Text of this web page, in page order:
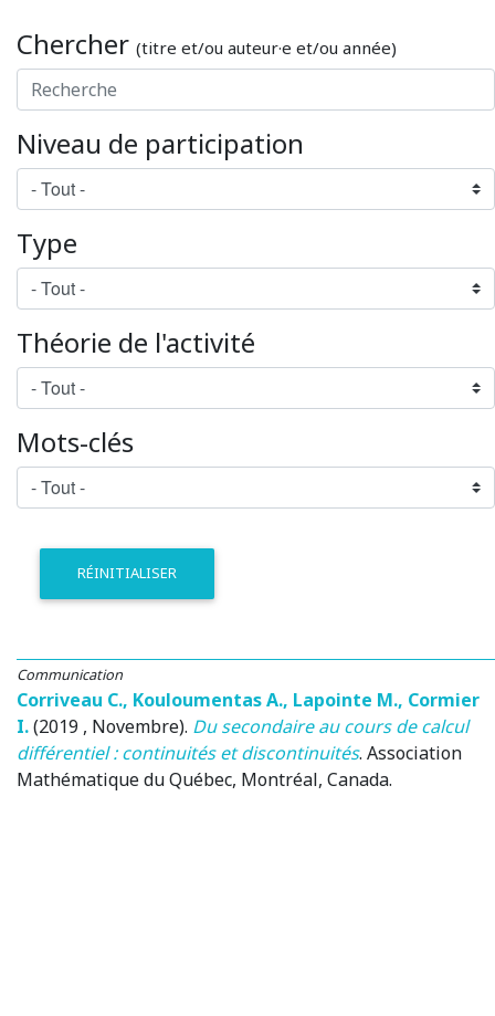
Chercher (titre et/ou auteur·e et/ou année)
Niveau de participation
Type
Théorie de l'activité
Mots-clés
RÉINITIALISER
Communication
Corriveau C., Kouloumentas A., Lapointe M., Cormier
I.(2019 , Novembre). Du secondaire au cours de calcul
différentiel : continuités et discontinuités. Association
Mathématique du Québec, Montréal, Canada.